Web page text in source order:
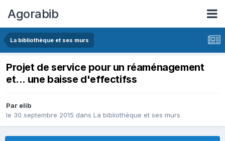
Agorabib
La bibliothèque et ses murs
Projet de service pour un réaménagement
et... une baisse d'effectifss
Par elib
le 30 septembre 2015 dans La bibliothèque et ses murs